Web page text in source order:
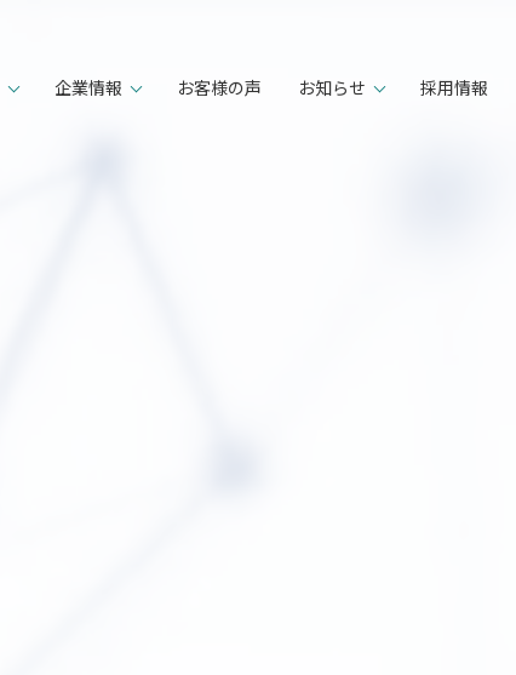
企業情報 お客様の声 お知らせ 採用情報